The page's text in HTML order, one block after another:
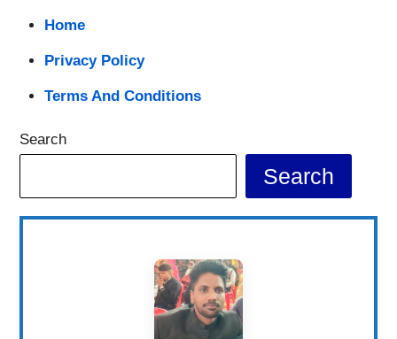
Home
Privacy Policy
Terms And Conditions
Search
Search